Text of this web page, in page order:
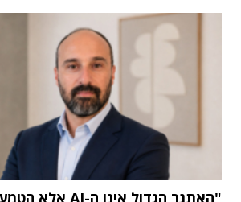
"האתגר הגדול אינו ה-AI אלא הטמעתה בארגון"